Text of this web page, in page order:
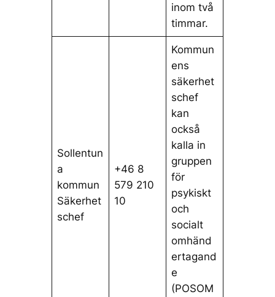
inom två
timmar.
Sollentun
a
kommun
Säkerhet
schef
+46 8
579 210
10
Kommun
ens
säkerhet
schef
kan
också
kalla in
gruppen
för
psykiskt
och
socialt
omhänd
ertagand
e
(POSOM